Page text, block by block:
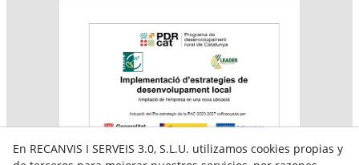
En RECANVIS I SERVEIS 3.0, S.L.U. utilizamos cookies propias y